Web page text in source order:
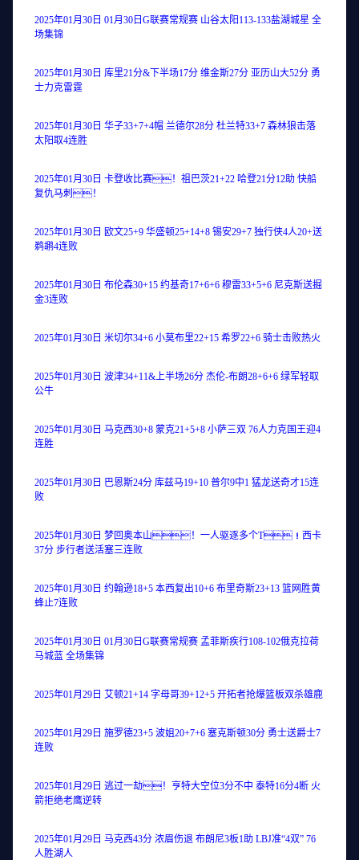
2025年01月30日 01月30日G联赛常规赛 山谷太阳113-133盐湖城星 全
场集锦
2025年01月30日 库里21分&下半场17分 维金斯27分 亚历山大52分 勇
士力克雷霆
2025年01月30日 华子33+7+4帽 兰德尔28分 杜兰特33+7 森林狼击落
太阳取4连胜
2025年01月30日 卡登收比赛！祖巴茨21+22 哈登21分12助 快船
复仇马刺！
2025年01月30日 欧文25+9 华盛顿25+14+8 锡安29+7 独行侠4人20+送
鹈鹕4连败
2025年01月30日 布伦森30+15 约基奇17+6+6 穆雷33+5+6 尼克斯送掘
金3连败
2025年01月30日 米切尔34+6 小莫布里22+15 希罗22+6 骑士击败热火
2025年01月30日 波津34+11&上半场26分 杰伦-布朗28+6+6 绿军轻取
公牛
2025年01月30日 马克西30+8 蒙克21+5+8 小萨三双 76人力克国王迎4
连胜
2025年01月30日 巴恩斯24分 库兹马19+10 普尔9中1 猛龙送奇才15连
败
2025年01月30日 梦回奥本山！一人驱逐多个T！西卡
37分 步行者送活塞三连败
2025年01月30日 约翰逊18+5 本西复出10+6 布里奇斯23+13 篮网胜黄
蜂止7连败
2025年01月30日 01月30日G联赛常规赛 孟菲斯疾行108-102俄克拉荷
马城蓝 全场集锦
2025年01月29日 艾顿21+14 字母哥39+12+5 开拓者抢爆篮板双杀雄鹿
2025年01月29日 施罗德23+5 波姐20+7+6 塞克斯顿30分 勇士送爵士7
连败
2025年01月29日 逃过一劫！亨特大空位3分不中 泰特16分4断 火
箭拒绝老鹰逆转
2025年01月29日 马克西43分 浓眉伤退 布朗尼3板1助 LBJ准“4双” 76
人胜湖人